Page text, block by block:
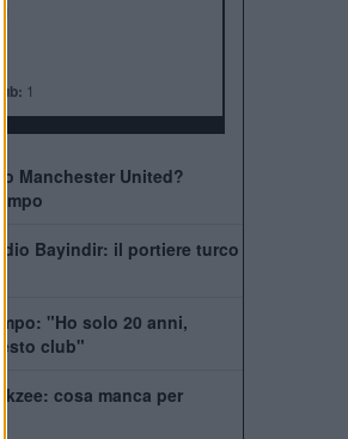
1
Manchester United?
Bayindir: il portiere turco
"Ho solo 20 anni,
club"
cosa manca per